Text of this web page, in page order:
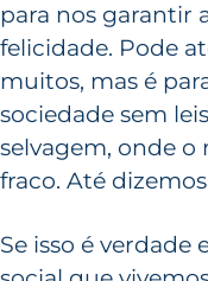
para nos garantir
felicidade. Pode
muitos, mas é
sociedade sem
selvagem, onde o
fraco. Até dizemos
Se isso é verdade